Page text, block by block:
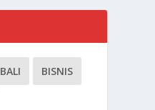
BALI BISNIS